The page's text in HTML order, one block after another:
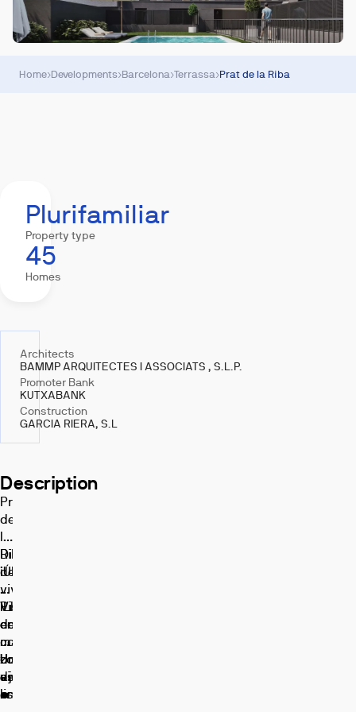
Home›Developments›Barcelona›Terrassa›Prat de la Riba
Plurifamiliar
Property type
45
Homes
Architects
BAMMP ARQUITECTES I ASSOCIATS , S.L.P.
Promoter Bank
KUTXABANK
Construction
GARCIA RIERA, S.L
Description
Prat
de
la
Riba:
¡Última
vivienda!
¡Llave
en
mano!
Una
vivienda
lista
Disfruta
de:
•
Piscina
comunitaria
con
zonas
ajardinadas.
•
Vivienda
de
3
dormitorios
disponible
en
Un
espacio
pensado